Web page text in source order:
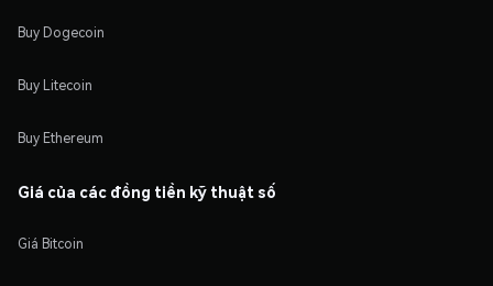
Buy Dogecoin
Buy Litecoin
Buy Ethereum
Giá của các đồng tiền kỹ thuật số
Giá Bitcoin